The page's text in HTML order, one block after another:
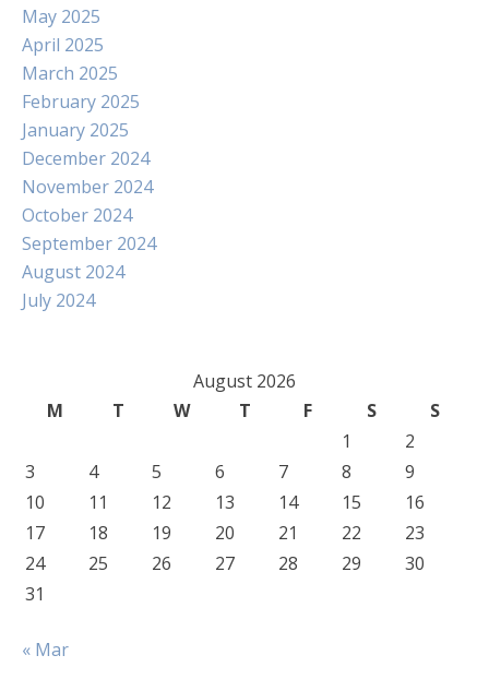
May 2025
April 2025
March 2025
February 2025
January 2025
December 2024
November 2024
October 2024
September 2024
August 2024
July 2024
August 2026
M
T W T F S
S
1
2
3
4 5 6 7 8
9
10
11 12 13 14 15
16
17
18 19 20 21 22
23
24
25 26 27 28 29
30
31
« Mar